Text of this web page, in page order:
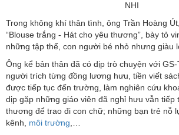
NHI
Trong không khí thân tình, ông Trần Hoàng
“Blouse trắng - Hát cho yêu thương”, bày tỏ
những tập thể, con người bé nhỏ nhưng giàu
Ông kể bản thân đã có dịp trò chuyện với GS-
người trích từng đồng lương hưu, tiền viết
được tiếp tục đến trường, làm nghiên cứu
dịp gặp những giáo viên đã nghỉ hưu vẫn tiếp
thương để trao đi con chữ; những bạn trẻ nỗ
kênh, môi trường